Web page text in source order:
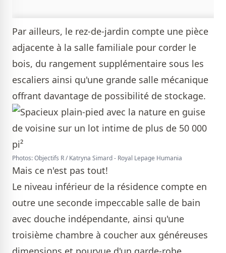
Par ailleurs, le rez-de-jardin compte une pièce
adjacente à la salle familiale pour corder le
bois, du rangement supplémentaire sous les
escaliers ainsi qu'une grande salle mécanique
offrant davantage de possibilité de stockage.
Photos: Objectifs R / Katryna Simard - Royal Lepage Humania
Mais ce n'est pas tout!
Le niveau inférieur de la résidence compte en
outre une seconde impeccable salle de bain
avec douche indépendante, ainsi qu'une
troisième chambre à coucher aux généreuses